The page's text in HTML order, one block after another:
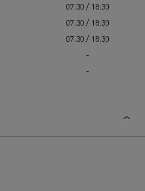
07:30 / 18:30
07:30 / 18:30
07:30 / 18:30
-
-